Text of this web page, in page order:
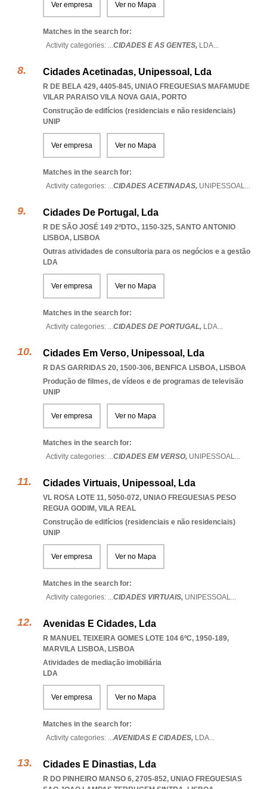
Ver empresa Ver no Mapa
Matches in the search for:
Activity categories: ...CIDADES E AS GENTES, LDA...
Cidades Acetinadas, Unipessoal, Lda
R DE BELA 429, 4405-845, UNIAO FREGUESIAS MAFAMUDE
VILAR PARAISO VILA NOVA GAIA, PORTO
Construção de edifícios (residenciais e não residenciais)
UNIP
Ver empresa Ver no Mapa
Matches in the search for:
Activity categories: ...CIDADES ACETINADAS, UNIPESSOAL...
Cidades De Portugal, Lda
R DE SÃO JOSÉ 149 2ºDTO., 1150-325, SANTO ANTONIO
LISBOA, LISBOA
Outras atividades de consultoria para os negócios e a gestão
LDA
Ver empresa Ver no Mapa
Matches in the search for:
Activity categories: ...CIDADES DE PORTUGAL, LDA...
Cidades Em Verso, Unipessoal, Lda
R DAS GARRIDAS 20, 1500-306, BENFICA LISBOA, LISBOA
Produção de filmes, de vídeos e de programas de televisão
UNIP
Ver empresa Ver no Mapa
Matches in the search for:
Activity categories: ...CIDADES EM VERSO, UNIPESSOAL...
Cidades Virtuais, Unipessoal, Lda
VL ROSA LOTE 11, 5050-072, UNIAO FREGUESIAS PESO
REGUA GODIM, VILA REAL
Construção de edifícios (residenciais e não residenciais)
UNIP
Ver empresa Ver no Mapa
Matches in the search for:
Activity categories: ...CIDADES VIRTUAIS, UNIPESSOAL...
Avenidas E Cidades, Lda
R MANUEL TEIXEIRA GOMES LOTE 104 6ºC, 1950-189,
MARVILA LISBOA, LISBOA
Atividades de mediação imobiliária
LDA
Ver empresa Ver no Mapa
Matches in the search for:
Activity categories: ...AVENIDAS E CIDADES, LDA...
Cidades E Dinastias, Lda
R DO PINHEIRO MANSO 6, 2705-852, UNIAO FREGUESIAS